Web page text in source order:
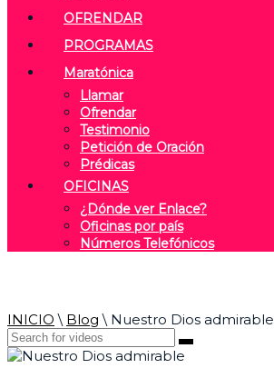
OFRENDAR
PROGRAMAS
Maratónica
Llamar
Ofrendar
Testimonio
Petición de Oración
Prédicas
OFICINAS
¿Dónde ver Enlace?
Oficinas por país
Números Telefónicos
INICIO \ Blog \ Nuestro Dios admirable